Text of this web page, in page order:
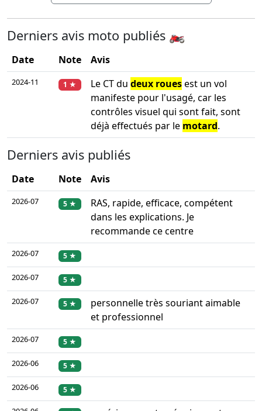
Derniers avis moto publiés 🏍️
Date Note Avis
2024-11 1 ★ Le CT du deux rouesest un vol
manifeste pour l'usagé, car les
contrôles visuel qui sont fait, sont
déjà effectués par le motard.
Derniers avis publiés
Date Note Avis
2026-07 5 ★
RAS, rapide, efficace, compétent
dans les explications. Je
recommande ce centre
2026-07 5 ★
2026-07 5 ★
2026-07 5 ★
personnelle très souriant aimable
et professionnel
2026-07 5 ★
2026-06 5 ★
2026-06 5 ★